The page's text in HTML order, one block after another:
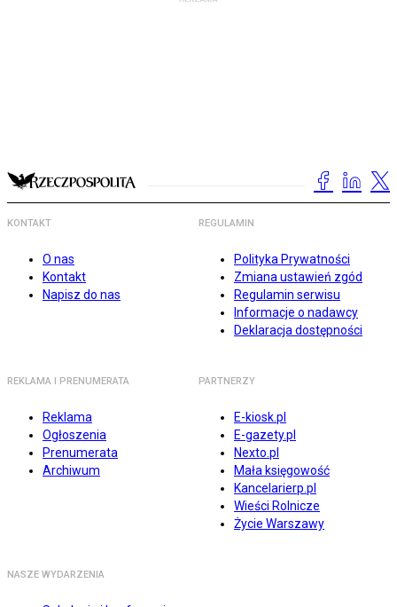
KONTAKT
O nas
Kontakt
Napisz do nas
REGULAMIN
Polityka Prywatności
Zmiana ustawień zgód
Regulamin serwisu
Informacje o nadawcy
Deklaracja dostępności
REKLAMA I PRENUMERATA
Reklama
Ogłoszenia
Prenumerata
Archiwum
PARTNERZY
E-kiosk.pl
E-gazety.pl
Nexto.pl
Mała księgowość
Kancelarierp.pl
Wieści Rolnicze
Życie Warszawy
NASZE WYDARZENIA